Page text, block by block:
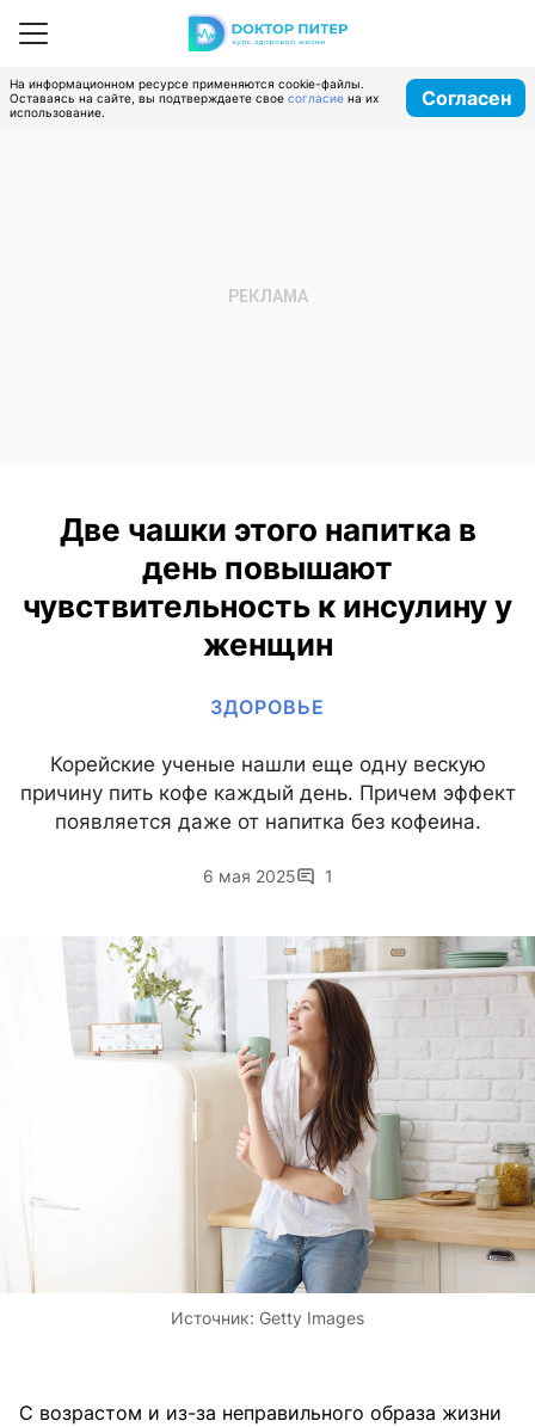
На информационном ресурсе применяются cookie-файлы.
Оставаясь на сайте, вы подтверждаете свое согласие на их
использование.
Согласен
Две чашки этого напитка в
день повышают
чувствительность к инсулину у
женщин
ЗДОРОВЬЕ
Корейские ученые нашли еще одну вескую
причину пить кофе каждый день. Причем эффект
появляется даже от напитка без кофеина.
6 мая 2025 1
Источник: Getty Images
С возрастом и из-за неправильного образа жизни